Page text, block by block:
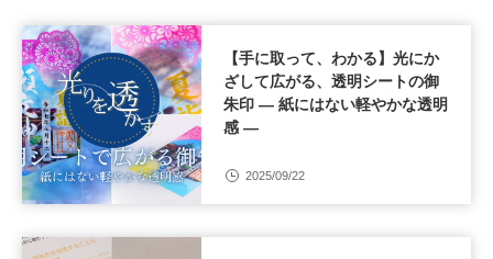
【手に取って、わかる】光にか
ざして広がる、透明シートの御
朱印 ― 紙にはない軽やかな透明
感 ―
2025/09/22